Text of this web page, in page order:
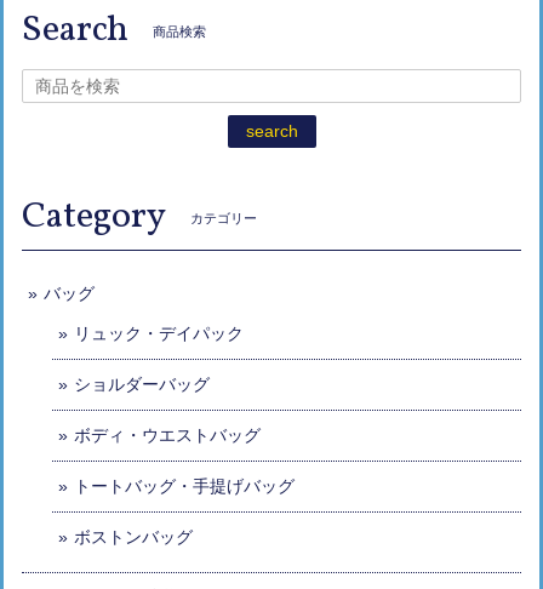
Search 商品検索
search
Category カテゴリー
バッグ
リュック・デイパック
ショルダーバッグ
ボディ・ウエストバッグ
トートバッグ・手提げバッグ
ボストンバッグ